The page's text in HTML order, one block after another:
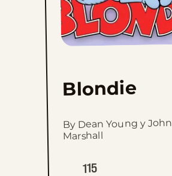
Blondie
By Dean Young y John
Marshall
115